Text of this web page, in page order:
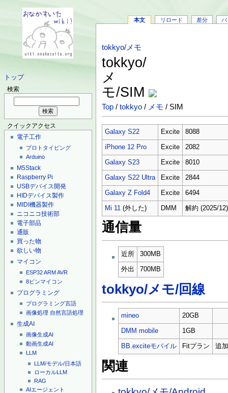
トップ
検索
クイックアクセス
電子工作
プロトタイピング
Arduino
M5Stack
Raspberry Pi
USBデバイス開発
HIDデバイス製作
MIDI機器製作
ニコニコ技術部
電子部品
通販
買った物
欲しい物
マイコン
ESP32ARMAVR
8ピンマイコン
プログラミング
プログラミング言語
画像処理 自然言語処理
生成AI
画像生成AI
動画生成AI
LLM
LLM/モデル/日本語
ローカルLLM
RAG
AIエージェント
本文 リロード 差分 バ
tokkyo/メモ
tokkyo/
メ
モ/SIM
Top /tokkyo / メモ / SIM
Galaxy S22 Excite 8088
iPhone 12 Pro Excite 2082
Galaxy S23 Excite 8010
Galaxy S22 Ultra Excite 2844
Galaxy Z Fold4 Excite 6494
Mi 11 (外した) DMM 解約 (2025/12)
通信量
近所 300MB
外出 700MB
tokkyo/メモ/回線
mineo 20GB
DMM mobile 1GB
BB.exciteモバイル Fitプラン 追
関連